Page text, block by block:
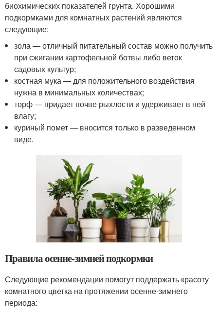
биохимических показателей грунта. Хорошими
подкормками для комнатных растений являются
следующие:
зола — отличный питательный состав можно получить
при сжигании картофельной ботвы либо веток
садовых культур;
костная мука — для положительного воздействия
нужна в минимальных количествах;
торф — придает почве рыхлости и удерживает в ней
влагу;
куриный помет — вносится только в разведенном
виде.
Правила осенне-зимней подкормки
Следующие рекомендации помогут поддержать красоту
комнатного цветка на протяжении осенне-зимнего
периода: